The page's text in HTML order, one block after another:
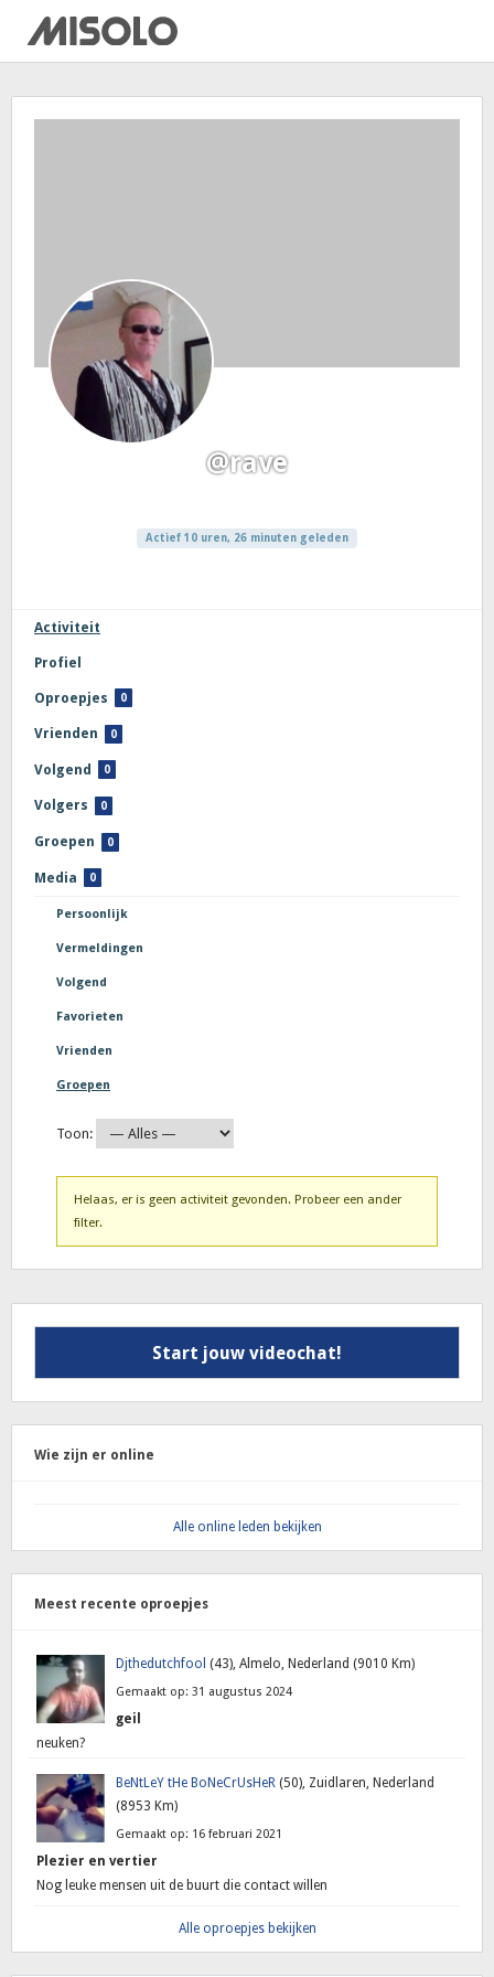
@rave
Actief 10 uren, 26 minuten geleden
Activiteit
Profiel
Oproepjes 0
Vrienden 0
Volgend 0
Volgers 0
Groepen 0
Media 0
Persoonlijk
Vermeldingen
Volgend
Favorieten
Vrienden
Groepen
Toon:
Helaas, er is geen activiteit gevonden. Probeer een ander
filter.
Start jouw videochat!
Wie zijn er online
Alle online leden bekijken
Meest recente oproepjes
Djthedutchfool (43), Almelo, Nederland (9010 Km)
Gemaakt op: 31 augustus 2024
geil
neuken?
BeNtLeY tHe BoNeCrUsHeR (50), Zuidlaren, Nederland
(8953 Km)
Gemaakt op: 16 februari 2021
Plezier en vertier
Nog leuke mensen uit de buurt die contact willen
Alle oproepjes bekijken